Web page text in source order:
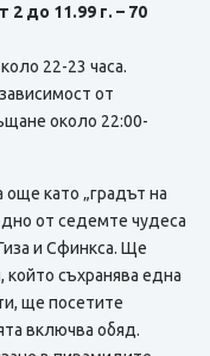
до 11.99 г. – 70
22-23 часа.
от
около 22:00-
още като „градът на
от седемте чудеса
и Сфинкса. Ще
който съхранява една
ще посетите
включва обяд.